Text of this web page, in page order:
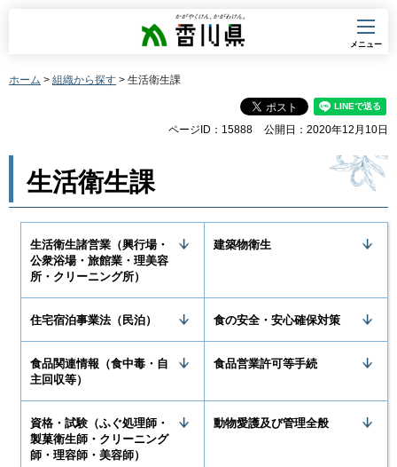
香川県
メニュー
ホーム > 組織から探す > 生活衛生課
ページID：15888 公開日：2020年12月10日
生活衛生課
生活衛生諸営業（興行場・
公衆浴場・旅館業・理美容
所・クリーニング所）
建築物衛生
住宅宿泊事業法（民泊） 食の安全・安心確保対策
食品関連情報（食中毒・自
主回収等）
食品営業許可等手続
資格・試験（ふぐ処理師・
製菓衛生師・クリーニング
師・理容師・美容師）
動物愛護及び管理全般